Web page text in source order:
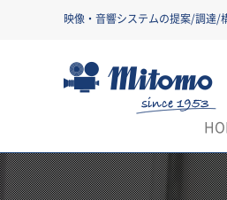
映像・音響システムの提案/調達/